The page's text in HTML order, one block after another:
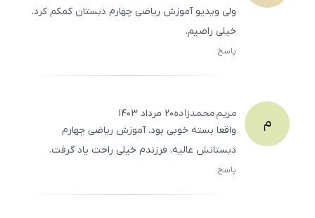
ولی ویدیو آموزش ریاضی چهارم دبستان کمکم کرد.
خیلی راضیم.
پاسخ
م مریممحمدزاده۲۰ مرداد ۱۴۰۳
واقعا بسته خوبی بود. آموزش ریاضی چهارم
دبستانش عالیه. فرزندم خیلی راحت یاد گرفت.
پاسخ